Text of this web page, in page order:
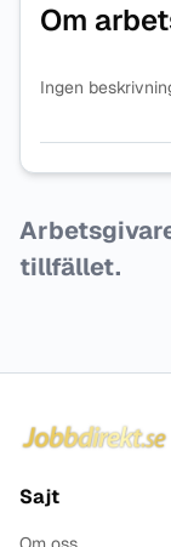
Om
Ingen
tillfället.
Sajt